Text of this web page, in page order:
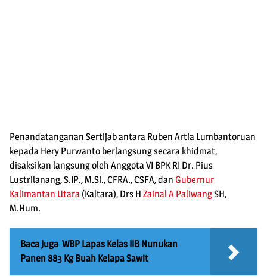
Penandatanganan Sertijab antara Ruben Artia Lumbantoruan
kepada Hery Purwanto berlangsung secara khidmat,
disaksikan langsung oleh Anggota VI BPK RI Dr. Pius
Lustrilanang, S.IP., M.Si., CFRA., CSFA, dan Gubernur
Kalimantan Utara (Kaltara), Drs H Zainal A PaliwangSH,
M.Hum.
Baca Juga WBP Lapas Kelas IIB Nunukan
Panen 883 Kg Buah Kelapa Sawit